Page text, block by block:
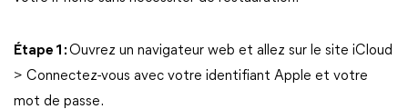
Étape 1 :Ouvrez un navigateur web et allez sur le site iCloud
> Connectez-vous avec votre identifiant Apple et votre
mot de passe.